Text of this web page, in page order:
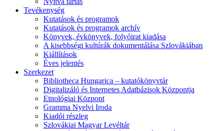
Tevékenység
Kutatások és programok
Kutatások és programok archív
Könyvek, évkönyvek, folyóirat kiadása
A kisebbségi kultúrák dokumentálása Szlovákiában
Kiállítások
Éves jelentés
Szerkezet
Bibliotheca Hungarica – kutatókönyvtár
Digitalizáló és Internetes Adatbázisok Központja
Etnológiai Központ
Gramma Nyelvi Iroda
Kiadói részleg
Szlovákiai Magyar Levéltár